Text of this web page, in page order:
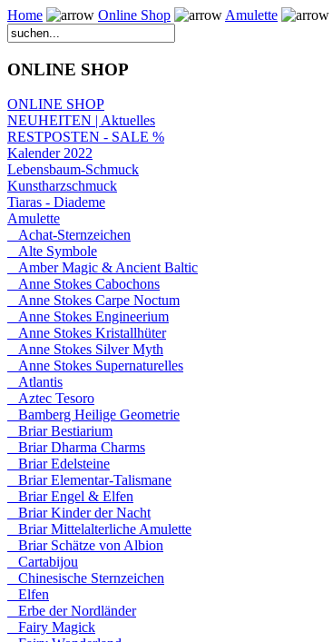
Home Online Shop Amulette
ONLINE SHOP
ONLINE SHOP
NEUHEITEN | Aktuelles
RESTPOSTEN - SALE %
Kalender 2022
Lebensbaum-Schmuck
Kunstharzschmuck
Tiaras - Diademe
Amulette
Achat-Sternzeichen
Alte Symbole
Amber Magic & Ancient Baltic
Anne Stokes Cabochons
Anne Stokes Carpe Noctum
Anne Stokes Engineerium
Anne Stokes Kristallhüter
Anne Stokes Silver Myth
Anne Stokes Supernaturelles
Atlantis
Aztec Tesoro
Bamberg Heilige Geometrie
Briar Bestiarium
Briar Dharma Charms
Briar Edelsteine
Briar Elementar-Talismane
Briar Engel & Elfen
Briar Kinder der Nacht
Briar Mittelalterliche Amulette
Briar Schätze von Albion
Cartabijou
Chinesische Sternzeichen
Elfen
Erbe der Nordländer
Fairy Magick